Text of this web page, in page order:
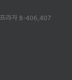
라자 B-406,407